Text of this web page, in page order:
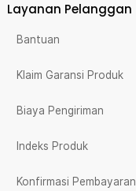
Layanan Pelanggan
Bantuan
Klaim Garansi Produk
Biaya Pengiriman
Indeks Produk
Konfirmasi Pembayaran